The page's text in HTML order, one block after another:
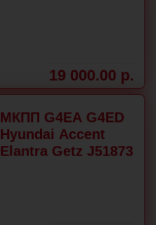
19 000.00 р.
МКПП G4EA G4ED
Hyundai Accent
Elantra Getz J51873